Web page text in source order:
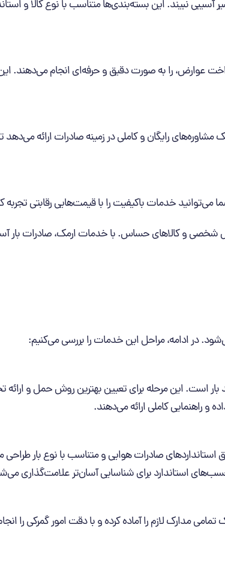
نبیند. این بسته‌بندی‌ها متناسب با نوع کالا و
عوارض، را به‌ صورت دقیق و حرفه‌ای انجام می‌دهند.
مشاوره‌های رایگان و کاملی در زمینه صادرات ارائه می‌دهد
می‌توانید خدمات باکیفیت را با قیمت‌هایی رقابتی تجربه
شخصی و کالاهای حساس. با خدمات ارمک، صادرات بار
در ادامه، مراحل این خدمات را بررسی می‌کنیم:
بار است. این مرحله برای تعیین بهترین روش حمل و
و راهنمایی کاملی ارائه می‌دهند.
استانداردهای صادرات هوایی و متناسب با نوع بار
استاندارد برای شناسایی آسان‌تر علامت‌گذاری
مدارک لازم را آماده کرده و با دقت امور گمرکی را